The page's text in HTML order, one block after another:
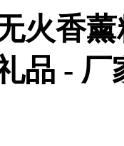
火香
品 - 厂